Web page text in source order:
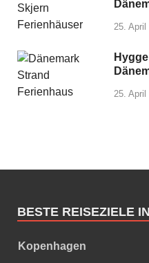
25. April
25. April
BESTE REISEZIELE
Kopenhagen